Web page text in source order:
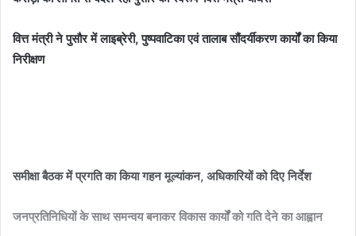
वित्त मंत्री ने पुसौर में लाइब्रेरी, पुष्पवाटिका एवं तालाब सौंदर्यीकरण कार्यों का किया
निरीक्षण
समीक्षा बैठक में प्रगति का किया गहन मूल्यांकन, अधिकारियों को दिए निर्देश
जनप्रतिनिधियों के साथ समन्वय बनाकर विकास कार्यों को गति देने का आह्वान